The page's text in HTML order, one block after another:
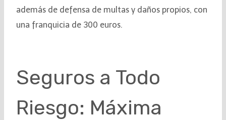
además de defensa de multas y daños propios, con
una franquicia de 300 euros.
Seguros a Todo
Riesgo: Máxima